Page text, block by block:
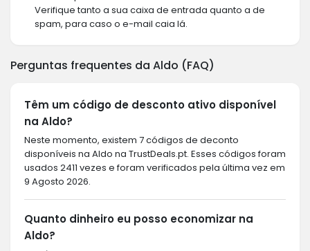
Verifique tanto a sua caixa de entrada quanto a de
spam, para caso o e-mail caia lá.
Perguntas frequentes da Aldo (FAQ)
Têm um código de desconto ativo disponível
na Aldo?
Neste momento, existem 7 códigos de deconto
disponíveis na Aldo na TrustDeals.pt. Esses códigos foram
usados 2411 vezes e foram verificados pela última vez em
9 Agosto 2026.
Quanto dinheiro eu posso economizar na
Aldo?